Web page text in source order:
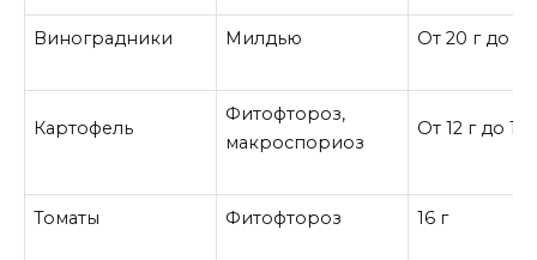
Виноградники Милдью От 20 г до
Картофель
Фитофтороз,
макроспориоз
От 12 г до 16
Томаты Фитофтороз 16 г